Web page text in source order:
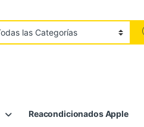
Reacondicionados Apple